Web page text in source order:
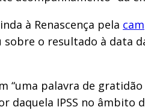
à Renascença pela
sobre o resultado à data
palavra de
daquela IPSS no